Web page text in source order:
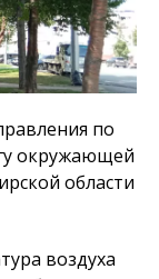
по
окружающей
области
воздуха